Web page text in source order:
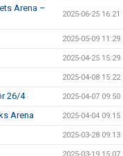
Arena –
2025-06-25 16:21
2025-05-09 11:29
2025-04-25 15:29
2025-04-08 15:22
26/4 2025-04-07 09:50
Arena 2025-04-04 09:15
2025-03-28 09:13